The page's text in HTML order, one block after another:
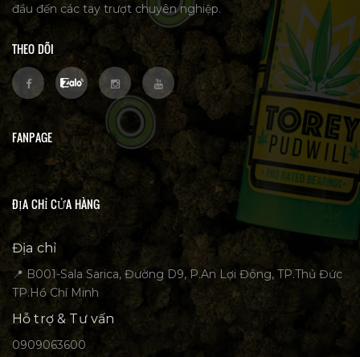
đầu đến các tay trượt chuyên nghiệp.
THEO DÕI
FANPAGE
ĐỊA CHỈ CỬA HÀNG
Địa chỉ
📍 B001-Sala Sarica, Đường D9, P.An Lợi Đông, TP.Thủ Đức
TP.Hồ Chí Minh
Hỗ trợ & Tư vấn
0909063600